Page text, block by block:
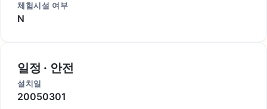
체험시설 여부
N
일정 · 안전
설치일
20050301